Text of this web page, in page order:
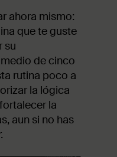
ahora mismo:
que te guste
su
de cinco
rutina poco a
la lógica
la
aun si no has